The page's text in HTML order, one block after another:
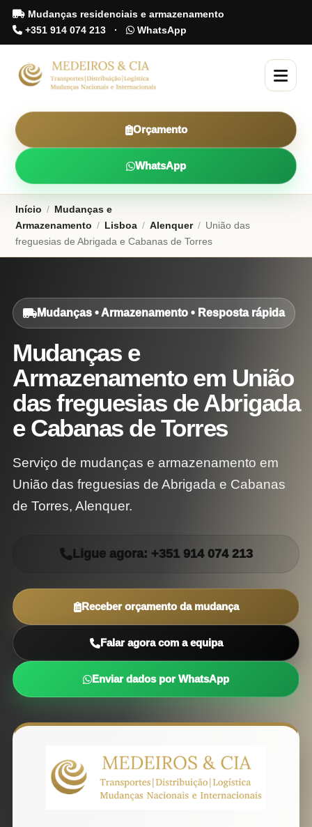
Mudanças residenciais e armazenamento
+351 914 074 213 · WhatsApp
Orçamento
WhatsApp
Início / Mudanças e
Armazenamento / Lisboa / Alenquer / União das
freguesias de Abrigada e Cabanas de Torres
Mudanças • Armazenamento • Resposta rápida
Mudanças e
Armazenamento em União
das freguesias de Abrigada
e Cabanas de Torres
Serviço de mudanças e armazenamento em
União das freguesias de Abrigada e Cabanas
de Torres, Alenquer.
Ligue agora: +351 914 074 213
Receber orçamento da mudança
Falar agora com a equipa
Enviar dados por WhatsApp